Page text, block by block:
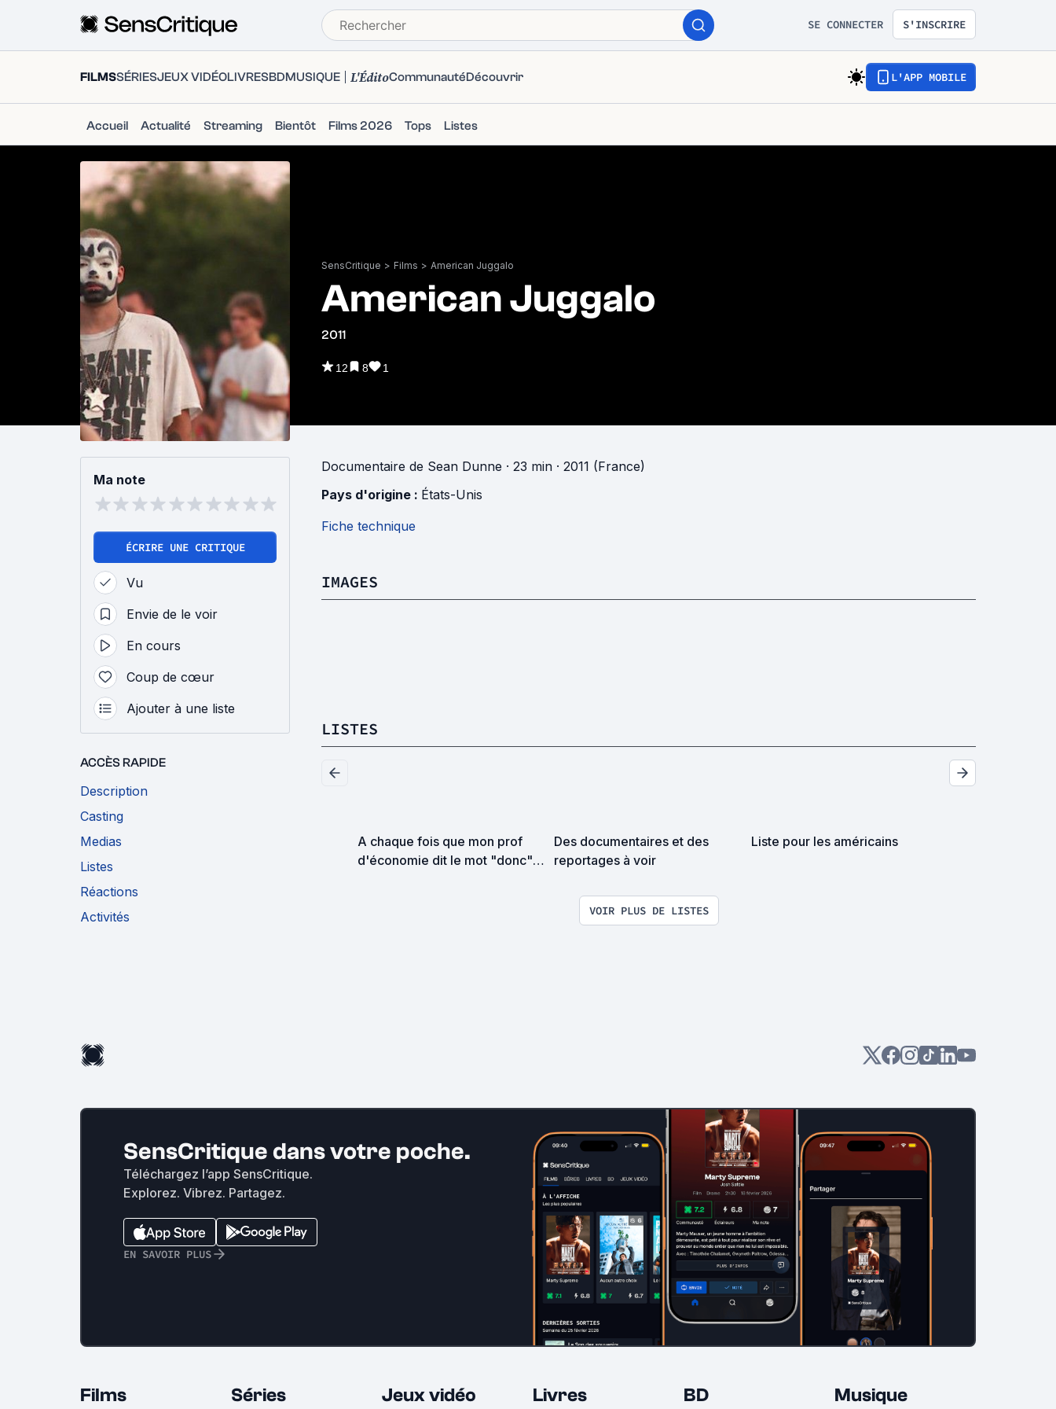
SE CONNECTER S'INSCRIRE
FILMSSÉRIESJEUX VIDÉOLIVRESBDMUSIQUE L'ÉditoCommunautéDécouvrir L'APP MOBILE
Accueil Actualité Streaming Bientôt Films 2026 Tops Listes
SensCritique > Films > American Juggalo
American Juggalo
2011
12 8 1
Ma note
ÉCRIRE UNE CRITIQUE
Vu
Envie de le voir
En cours
Coup de cœur
Ajouter à une liste
ACCÈS RAPIDE
Description
Casting
Medias
Listes
Réactions
Activités
Documentaire de Sean Dunne · 23 min · 2011 (France)
Pays d'origine : États-Unis
Fiche technique
IMAGES
LISTES
A chaque fois que mon prof
d'économie dit le mot "donc",
Des documentaires et des
reportages à voir
Liste pour les américains
VOIR PLUS DE LISTES
SensCritique dans votre poche.
Téléchargez l’app SensCritique.
Explorez. Vibrez. Partagez.
EN SAVOIR PLUS
Films Séries Jeux vidéo Livres BD Musique